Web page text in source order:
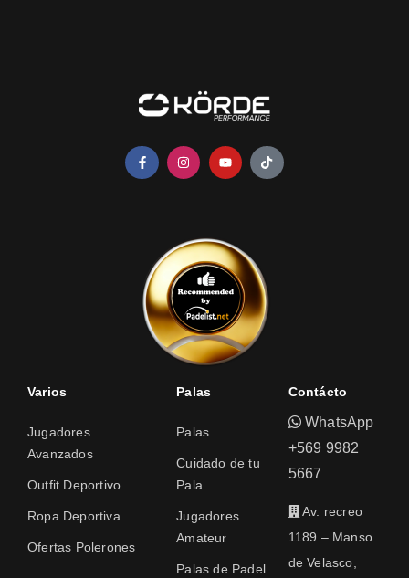
Varios
Jugadores
Avanzados
Outfit Deportivo
Ropa Deportiva
Ofertas Polerones
Palas
Palas
Cuidado de tu
Pala
Jugadores
Amateur
Palas de Padel
Contácto
WhatsApp
+569 9982
5667
Av. recreo
1189 – Manso
de Velasco,